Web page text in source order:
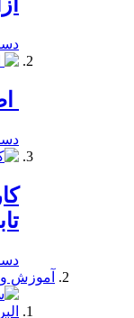
آموزش